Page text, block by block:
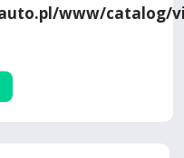
www/catalog/